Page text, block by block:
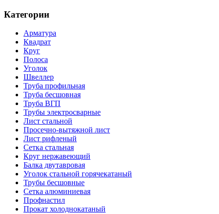
Категории
Арматура
Квадрат
Круг
Полоса
Уголок
Швеллер
Труба профильная
Труба бесшовная
Труба ВГП
Трубы электросварные
Лист стальной
Просечно-вытяжной лист
Лист рифленый
Сетка стальная
Круг нержавеющий
Балка двутавровая
Уголок стальной горячекатаный
Трубы бесшовные
Сетка алюминиевая
Профнастил
Прокат холоднокатаный